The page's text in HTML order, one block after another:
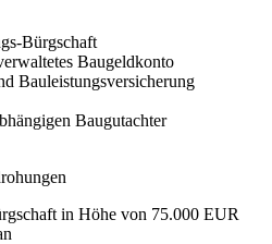
Bürgschaft
Baugeldkonto
Bauleistungsversicherung
Baugutachter
in Höhe von 75.000 EUR